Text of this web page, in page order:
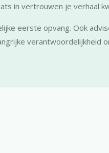
in vertrouwen je verhaal
eerste opvang. Ook
verantwoordelijkheid